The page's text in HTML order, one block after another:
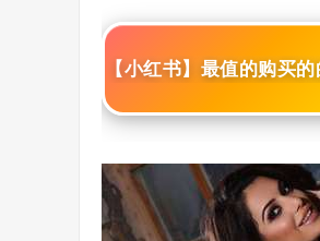
【小红书】最值的购买